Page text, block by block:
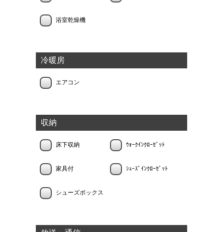
浴室乾燥機
冷暖房
エアコン
収納
床下収納 ｳｫｰｸｲﾝｸﾛｰｾﾞｯﾄ
家具付 ｼｭｰｽﾞｲﾝｸﾛｰｾﾞｯﾄ
シューズボックス